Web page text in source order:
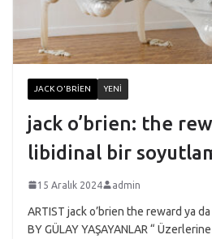
JACK O'BRIEN YENI
jack o’brien: the
libidinal bir
15 Aralık 2024 admin
ARTIST jack o’brien the reward ya
BY GÜLAY YAŞAYANLAR “